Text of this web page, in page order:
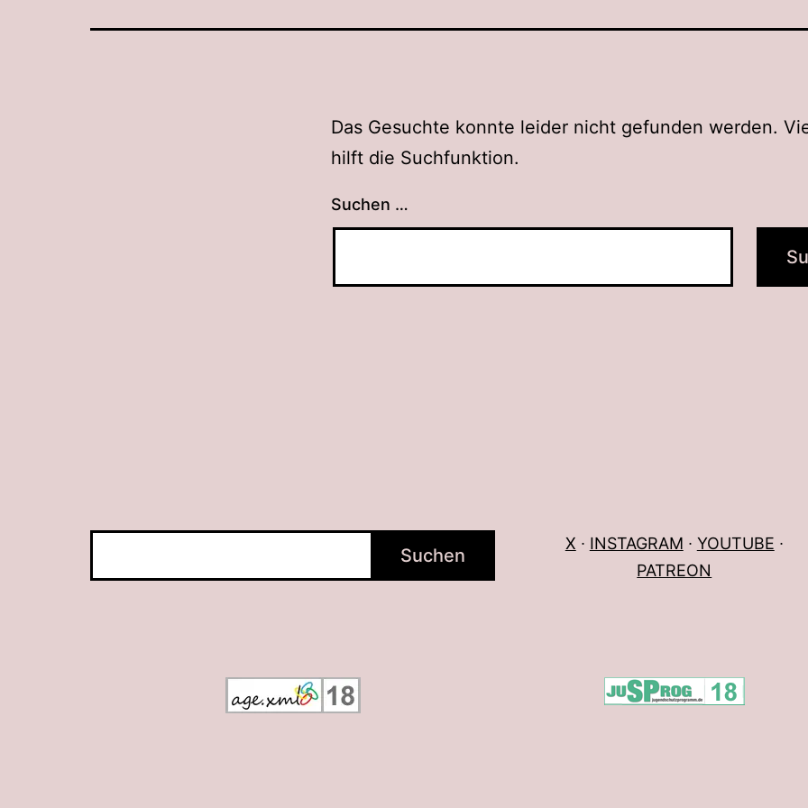
Das Gesuchte konnte leider nicht gefunden werden.
hilft die Suchfunktion.
Suchen …
Suchen
X ∙ INSTAGRAM ∙ YOUTUBE ∙
PATREON